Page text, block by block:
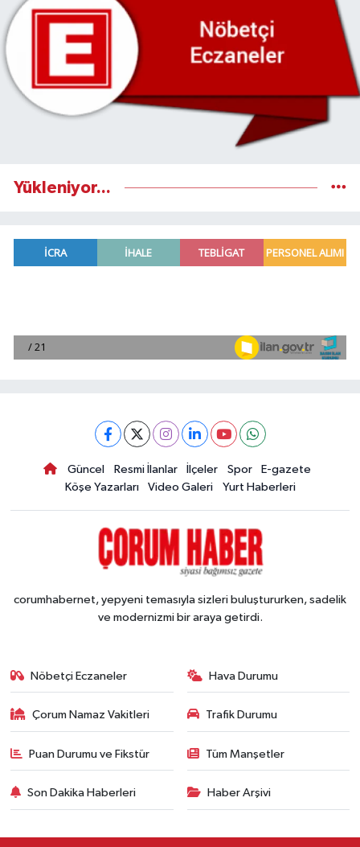
Yükleniyor...
Güncel Resmi İlanlar İlçeler Spor
E-gazete
Köşe Yazarları
Video Galeri Yurt Haberleri
corumhabernet, yepyeni temasıyla sizleri buluştururken, sadelik
ve modernizmi bir araya getirdi.
Nöbetçi Eczaneler Hava Durumu
Çorum Namaz Vakitleri Trafik Durumu
Puan Durumu ve Fikstür Tüm Manşetler
Son Dakika Haberleri Haber Arşivi